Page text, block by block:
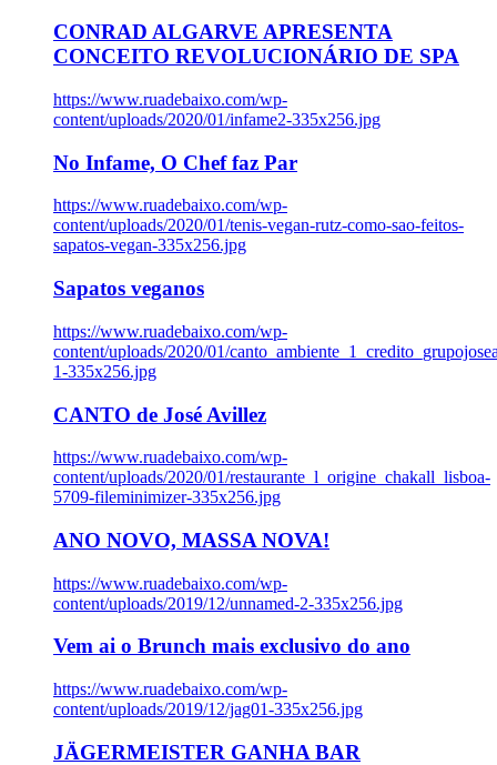
CONRAD ALGARVE APRESENTA
CONCEITO REVOLUCIONÁRIO DE SPA
https://www.ruadebaixo.com/wp-
content/uploads/2020/01/infame2-335x256.jpg
No Infame, O Chef faz Par
https://www.ruadebaixo.com/wp-
content/uploads/2020/01/tenis-vegan-rutz-como-sao-feitos-
sapatos-vegan-335x256.jpg
Sapatos veganos
https://www.ruadebaixo.com/wp-
content/uploads/2020/01/
1-335x256.jpg
CANTO de José Avillez
https://www.ruadebaixo.com/wp-
content/uploads/2020/01/restaurante_l_origine_chakall_lisboa-
5709-fileminimizer-335x256.jpg
ANO NOVO, MASSA NOVA!
https://www.ruadebaixo.com/wp-
content/uploads/2019/12/unnamed-2-335x256.jpg
Vem ai o Brunch mais exclusivo do ano
https://www.ruadebaixo.com/wp-
content/uploads/2019/12/jag01-335x256.jpg
JÄGERMEISTER GANHA BAR